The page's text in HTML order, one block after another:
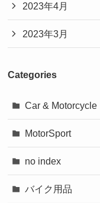
2023年4月
2023年3月
Categories
Car & Motorcycle
MotorSport
no index
バイク用品